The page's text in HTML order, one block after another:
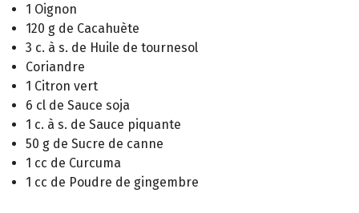
1 Oignon
120 g de Cacahuète
3 c. à s. de Huile de tournesol
Coriandre
1 Citron vert
6 cl de Sauce soja
1 c. à s. de Sauce piquante
50 g de Sucre de canne
1 cc de Curcuma
1 cc de Poudre de gingembre